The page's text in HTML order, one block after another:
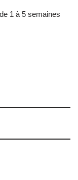
1 à 5 semaines